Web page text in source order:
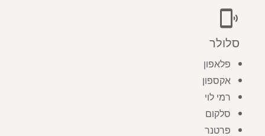
phonelink_ring
סלולר
פלאפון
אקספון
רמי לוי
סלקום
פרטנר